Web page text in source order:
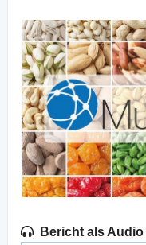
Bericht als